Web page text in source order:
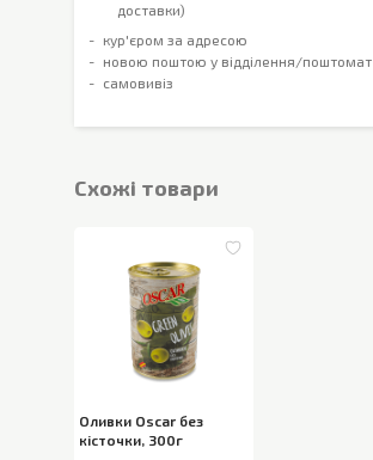
доставки)
кур'єром за адресою
новою поштою у відділення/поштомат
самовивіз
Cхожі товари
Оливки Oscar без
кісточки, 300г